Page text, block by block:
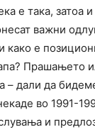
е така, затоа
важни
како е
Прашањето
– дали да
во 1991-
и